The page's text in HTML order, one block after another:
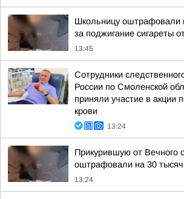
Школьницу оштрафовали
за поджигание сигареты
13:45
Сотрудники
России по Смоленской
приняли участие в акции
крови
13:24
Прикурившую от Вечного
оштрафовали на 30 тысяч
13:24